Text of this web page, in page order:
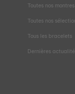
Toutes nos montres
Toutes nos
Tous les bracelets
Dernières